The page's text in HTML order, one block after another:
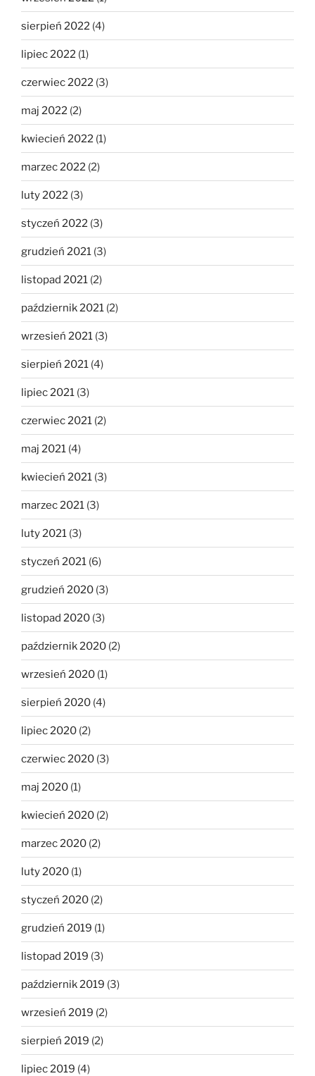
sierpień 2022 (4)
lipiec 2022 (1)
czerwiec 2022 (3)
maj 2022 (2)
kwiecień 2022 (1)
marzec 2022 (2)
luty 2022 (3)
styczeń 2022 (3)
grudzień 2021 (3)
listopad 2021 (2)
październik 2021 (2)
wrzesień 2021 (3)
sierpień 2021 (4)
lipiec 2021 (3)
czerwiec 2021 (2)
maj 2021 (4)
kwiecień 2021 (3)
marzec 2021 (3)
luty 2021 (3)
styczeń 2021 (6)
grudzień 2020 (3)
listopad 2020 (3)
październik 2020 (2)
wrzesień 2020 (1)
sierpień 2020 (4)
lipiec 2020 (2)
czerwiec 2020 (3)
maj 2020 (1)
kwiecień 2020 (2)
marzec 2020 (2)
luty 2020 (1)
styczeń 2020 (2)
grudzień 2019 (1)
listopad 2019 (3)
październik 2019 (3)
wrzesień 2019 (2)
sierpień 2019 (2)
lipiec 2019 (4)